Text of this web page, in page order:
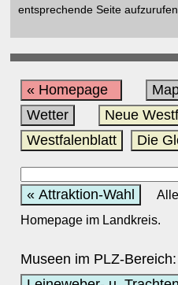
entsprechende Seite aufzurufen.